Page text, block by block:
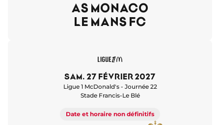
AS MONACO
LE MANS FC
sam. 27 février 2027
Ligue 1 McDonald's - Journée 22
Stade Francis-Le Blé
Date et horaire non définitifs